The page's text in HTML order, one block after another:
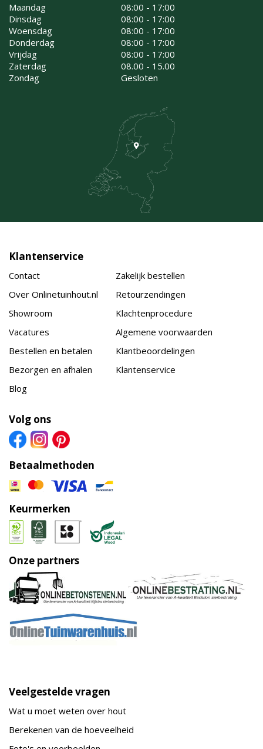
Maandag
08:00 - 17:00
Dinsdag
08:00 - 17:00
Woensdag
08:00 - 17:00
Donderdag
08:00 - 17:00
Vrijdag
08:00 - 17:00
Zaterdag
08.00 - 15.00
Zondag
Gesloten
Klantenservice
Contact
Over Onlinetuinhout.nl
Showroom
Vacatures
Bestellen en betalen
Bezorgen en afhalen
Blog
Zakelijk bestellen
Retourzendingen
Klachtenprocedure
Algemene voorwaarden
Klantbeoordelingen
Klantenservice
Volg ons
Betaalmethoden
Keurmerken
Onze partners
Veelgestelde vragen
Wat u moet weten over hout
Berekenen van de hoeveelheid